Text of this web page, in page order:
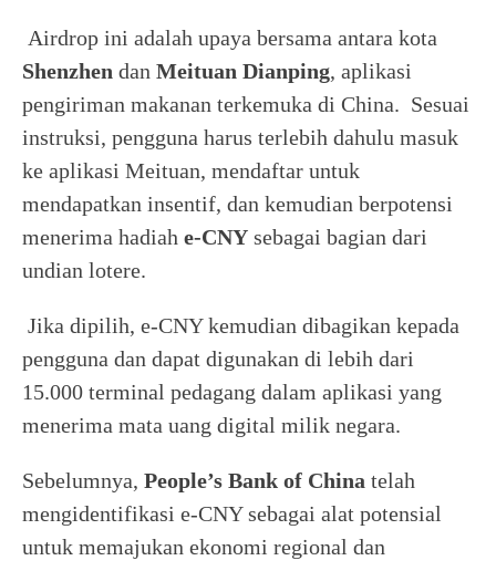
Airdrop ini adalah upaya bersama antara kota
Shenzhen dan Meituan Dianping, aplikasi
pengiriman makanan terkemuka di China. Sesuai
instruksi, pengguna harus terlebih dahulu masuk
ke aplikasi Meituan, mendaftar untuk
mendapatkan insentif, dan kemudian berpotensi
menerima hadiah e-CNY sebagai bagian dari
undian lotere.
Jika dipilih, e-CNY kemudian dibagikan kepada
pengguna dan dapat digunakan di lebih dari
15.000 terminal pedagang dalam aplikasi yang
menerima mata uang digital milik negara.
Sebelumnya, People’s Bank of China telah
mengidentifikasi e-CNY sebagai alat potensial
untuk memajukan ekonomi regional dan